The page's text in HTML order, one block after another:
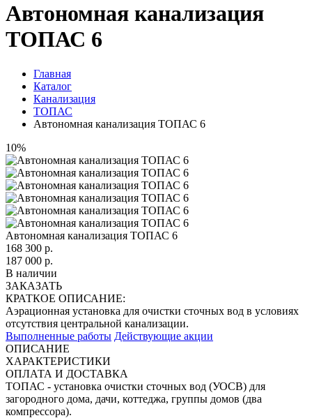
Автономная канализация
ТОПАС 6
Главная
Каталог
Канализация
ТОПАС
Автономная канализация ТОПАС 6
10%
Автономная канализация ТОПАС 6
168 300 р.
187 000 р.
В наличии
ЗАКАЗАТЬ
КРАТКОЕ ОПИСАНИЕ:
Аэрационная установка для очистки сточных вод в условиях
отсутствия центральной канализации.
Выполненные работы Действующие акции
ОПИСАНИЕ
ХАРАКТЕРИСТИКИ
ОПЛАТА И ДОСТАВКА
ТОПАС - установка очистки сточных вод (УОСВ) для
загородного дома, дачи, коттеджа, группы домов (два
компрессора).